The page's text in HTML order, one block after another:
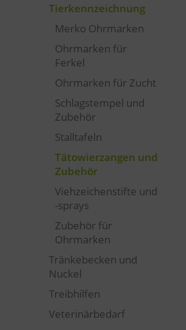
Tierkennzeichnung
Merko Ohrmarken
Ohrmarken für
Ferkel
Ohrmarken für Zucht
Schlagstempel und
Zubehör
Stalltafeln
Tätowierzangen und
Zubehör
Viehzeichenstifte und
-sprays
Zubehör für
Ohrmarken
Tränkebecken und
Nuckel
Treibhilfen
Veterinärbedarf